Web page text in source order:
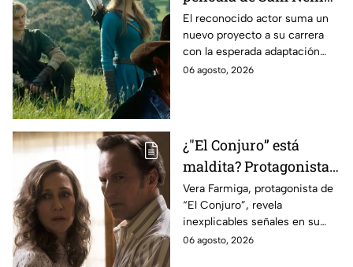
antes de morir: esto es
lo que se sabe hasta
ahora
El reconocido actor suma un
nuevo proyecto a su carrera
con la esperada adaptación
cinematográfica del popular
06 agosto, 2026
¿"El Conjuro” está
maldita? Protagonista
revela INQUIETANTES
señales en su cuerpo
durante la grabación de
la película
Vera Farmiga, protagonista de
“El Conjuro”, revela
inexplicables señales en su
cuerpo durante el rodaje de la
06 agosto, 2026